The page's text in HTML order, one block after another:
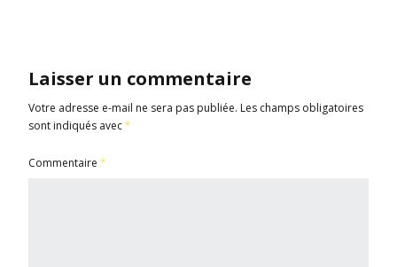
Laisser un commentaire
Votre adresse e-mail ne sera pas publiée. Les champs obligatoires
sont indiqués avec*
Commentaire *